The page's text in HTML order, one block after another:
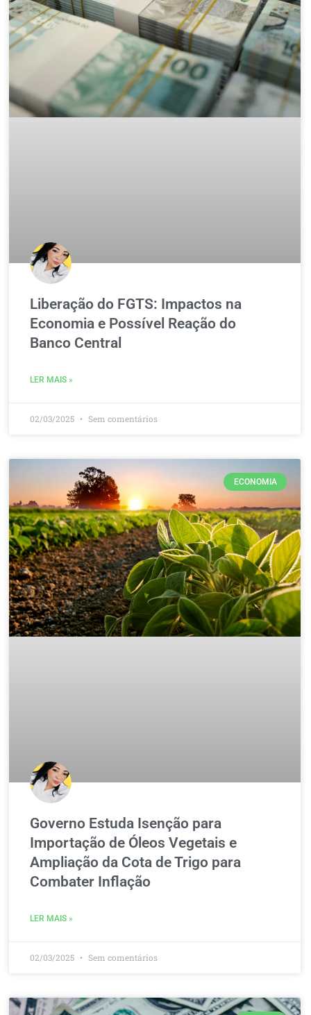
Liberação do FGTS: Impactos na
Economia e Possível Reação do
Banco Central
LER MAIS »
02/03/2025 Sem comentários
ECONOMIA
Governo Estuda Isenção para
Importação de Óleos Vegetais e
Ampliação da Cota de Trigo para
Combater Inflação
LER MAIS »
02/03/2025 Sem comentários